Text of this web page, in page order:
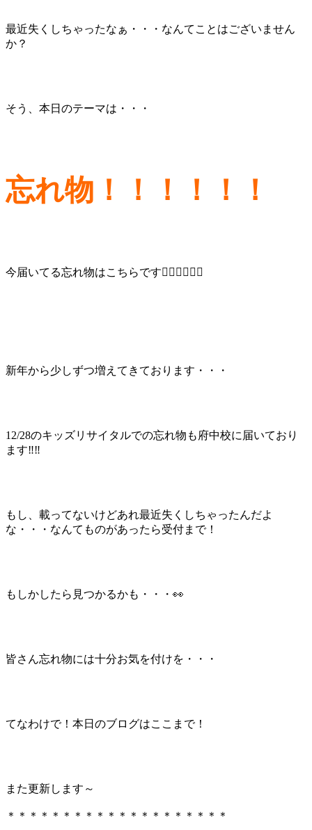
最近失くしちゃったなぁ・・・なんてことはございません
か？
そう、本日のテーマは・・・
忘れ物！！！！！！
今届いてる忘れ物はこちらです👇🏻👇🏻👇🏻
新年から少しずつ増えてきております・・・
12/28のキッズリサイタルでの忘れ物も府中校に届いており
ます‼️‼️
もし、載ってないけどあれ最近失くしちゃったんだよ
な・・・なんてものがあったら受付まで！
もしかしたら見つかるかも・・・👀
皆さん忘れ物には十分お気を付けを・・・
てなわけで！本日のブログはここまで！
また更新します～
＊＊＊＊＊＊＊＊＊＊＊＊＊＊＊＊＊＊＊＊